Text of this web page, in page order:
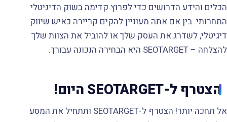
הכלים והידע הדרושים כדי לפרוץ קדימה בשוק הדיגיטלי
התחרותי. בין אם אתה מעוניין להקים קריירה כאיש שיווק
דיגיטלי, לשדרג את העסק שלך או להוביל את הצוות שלך
להצלחה – SEOTARGET היא הבחירה הנכונה עבורך.
הצטרף ל-SEOTARGET היום!
אל תחכה יותר! הצטרף ל-SEOTARGET ותתחיל את המסע